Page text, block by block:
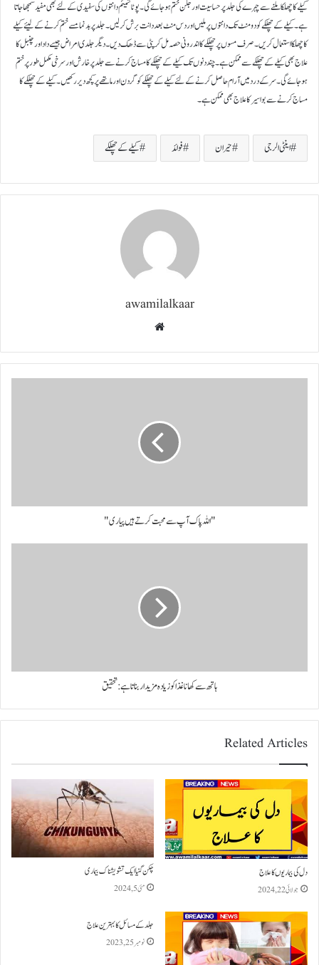
کیلے کا چھلکا ملنے سے چہرے کی جلد پر حساسیت اور جلن ختم ہوجائے گی۔پوٹاشیئم دانتوں کی سفیدی کے لئے بھی مفید سمجھا جاتا
ہے۔ کیلے کے چھلکے کو دو منٹ تک دانتوں پر ملیں اور دس منٹ بعد دانت برش کر لیں۔جلد پر بد نما مسے ختم کرنے کے لیئے کیلے
کا چھلکا استعمال کریں۔ صرف مسوں پر چھلکے کا اندرونی حصہ مل کر پٹی سے ڈھک دیں۔دیگر جلدی امراض جیسے داد اور چنبل کا
علاج بھی کیلے کے چھلکے سے ممکن ہے۔ چند دنوں تک کیلے کے چھلکے کا مساج کرنے سے جلد پر خارش اور سرخی مکمل طور پر ختم
ہوجائے گی۔سر کے درد میں آرام حاصل کرنے کے لئے کیلے کے چھلکے کو گردن اور ماتھے پر کچھ دیر رکھیں۔کیلے کے چھلکے کا
مساج کرنے سے بواسیر کا علاج بھی ممکن ہے۔
اینٹی الرجی حیران فوائد کیلے کے چھلکے
awamilalkaar
"اللہ پاک آپ سے محبت کرتے ہیں پیاری"
ہاتھ سے کھانا غذا کو زیادہ مزیدار بناتا ہے: تحقیق
Related Articles
دل کی بیماریوں کا علاج
جولائی 22, 2024
چکن گنیا ایک تشویشناک بیماری
مئی 5, 2024
جلد کے مسائل کا بہترین علاج
نومبر 25, 2023